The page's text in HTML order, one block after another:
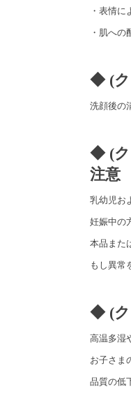
・表情
・肌へ
◆ (ク
洗顔後の
◆ (ク
注意
乳幼児お
妊娠中の
本品また
もし異常
◆ (ク
高温多湿
お子さま
品質の低